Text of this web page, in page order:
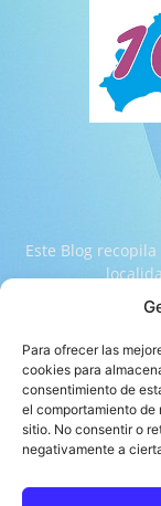
Para ofrecer las
cookies para
consentimiento de
el comportamiento
sitio. No consentir o
negativamente a
Este Blog